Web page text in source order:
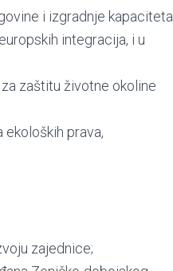
i izgradnje kapaciteta
integracija, i u
zaštitu životne okoline
prava,
zajednice;